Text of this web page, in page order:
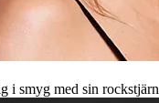
i smyg med sin